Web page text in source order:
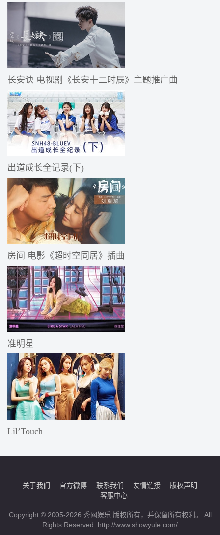
长安诀 电视剧《长安十二时辰》主题推广曲
出道成长全记录(下)
房间 电影《超时空同居》插曲
准明星
Lil’Touch
关于我们 官方微博 联系我们 友情链接
版权声明
客服中心
Copyright © 2005-2026 秀网娱乐 版权所有，并保留所有权利。 All
Rights Reserved. http://www.showyule.com/